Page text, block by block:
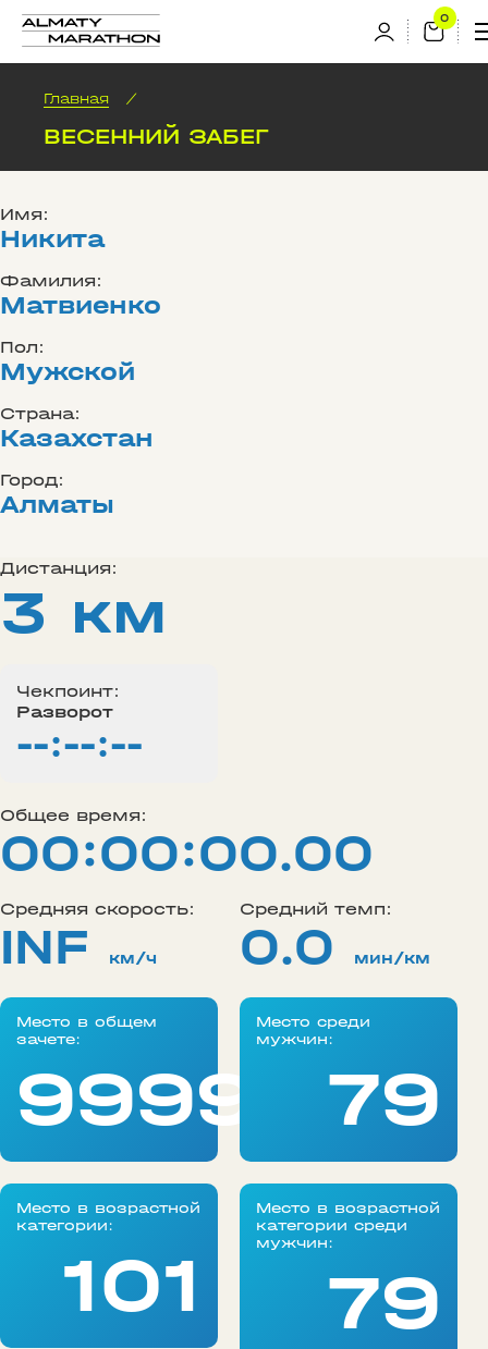
Главная /
ВЕСЕННИЙ ЗАБЕГ
Имя:
Никита
Фамилия:
Матвиенко
Пол:
Мужской
Страна:
Казахстан
Город:
Алматы
Дистанция:
3 км
Чекпоинт:
Разворот
--:--:--
Общее время:
00:00:00.00
Средняя скорость:
INF км/ч
Средний темп:
0.0 мин/км
Место в общем
зачете:
99999
Место среди
мужчин:
79
Место в возрастной
категории:
101
Место в возрастной
категории среди
мужчин:
79